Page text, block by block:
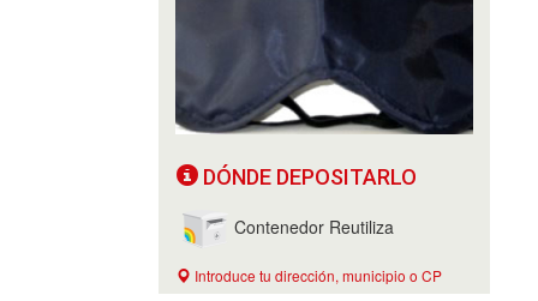
DÓNDE DEPOSITARLO
Contenedor Reutiliza
Introduce tu dirección, municipio o CP